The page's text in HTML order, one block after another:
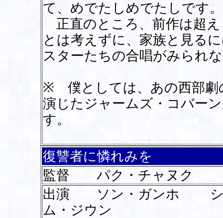
て、めでたしめでたしです。
正直のところ、前作は超え
とは考えずに、家族と見る
スターたちの合唱がみられ
※ 僕としては、あの西部劇
演じたジャームズ・コバー
す。
復讐者に憐れみを
監督 パク・チャヌク
出演 ソン・ガンホ
ム・ジウン